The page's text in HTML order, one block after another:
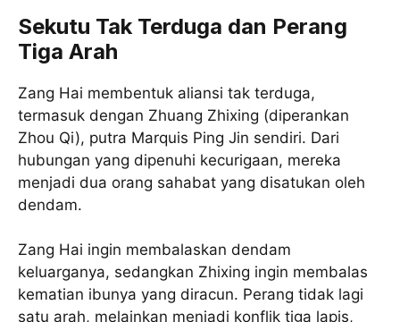
Sekutu Tak Terduga dan Perang
Tiga Arah
Zang Hai membentuk aliansi tak terduga,
termasuk dengan Zhuang Zhixing (diperankan
Zhou Qi), putra Marquis Ping Jin sendiri. Dari
hubungan yang dipenuhi kecurigaan, mereka
menjadi dua orang sahabat yang disatukan oleh
dendam.
Zang Hai ingin membalaskan dendam
keluarganya, sedangkan Zhixing ingin membalas
kematian ibunya yang diracun. Perang tidak lagi
satu arah, melainkan menjadi konflik tiga lapis,